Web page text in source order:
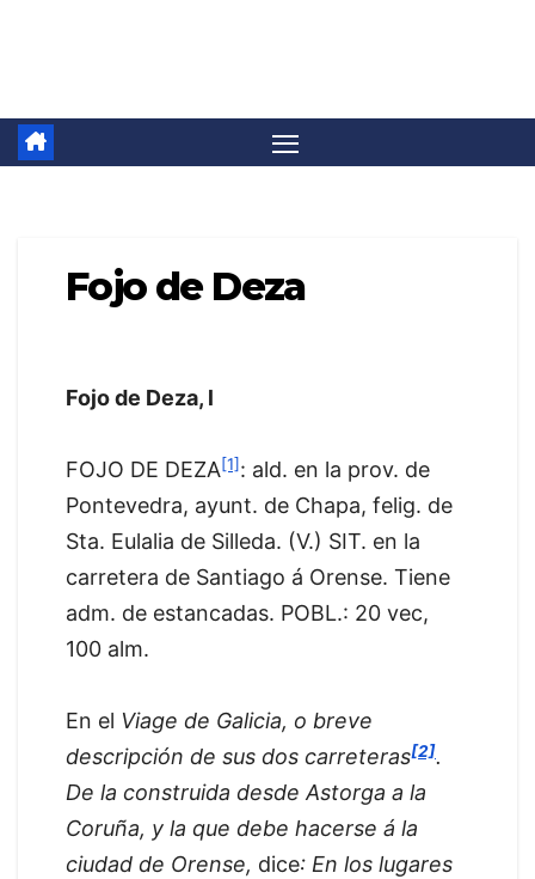
Fojo de Deza
Fojo de Deza, l
FOJO DE DEZA[1]: ald. en la prov. de
Pontevedra, ayunt. de Chapa, felig. de
Sta. Eulalia de Silleda. (V.) SIT. en la
carretera de Santiago á Orense. Tiene
adm. de estancadas. POBL.: 20 vec,
100 alm.
En el Viage de Galicia, o breve
descripción de sus dos carreteras[2].
De la construida desde Astorga a la
Coruña, y la que debe hacerse á la
ciudad de Orense, dice: En los lugares